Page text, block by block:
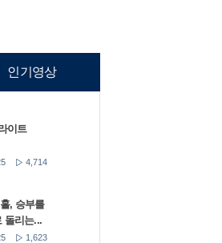
인기영상
이트
4,714
, 승부를
돌리는...
1,623